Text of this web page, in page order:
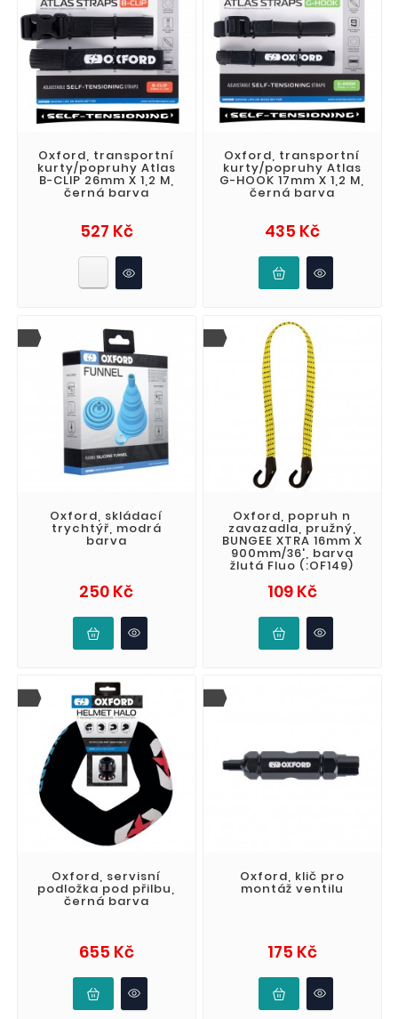
Oxford, transportní
kurty/popruhy Atlas
B-CLIP 26mm X 1,2 M,
černá barva
527 KčCena
Oxford, transportní
kurty/popruhy Atlas
G-HOOK 17mm X 1,2 M,
černá barva
435 KčCena
Oxford, skládací
trychtýř, modrá
barva
250 KčCena
Oxford, popruh n
zavazadla, pružný,
BUNGEE XTRA 16mm X
900mm/36', barva
žlutá Fluo (:OF149)
109 KčCena
Oxford, servisní
podložka pod přilbu,
černá barva
655 KčCena
Oxford, klič pro
montáž ventilu
175 KčCena